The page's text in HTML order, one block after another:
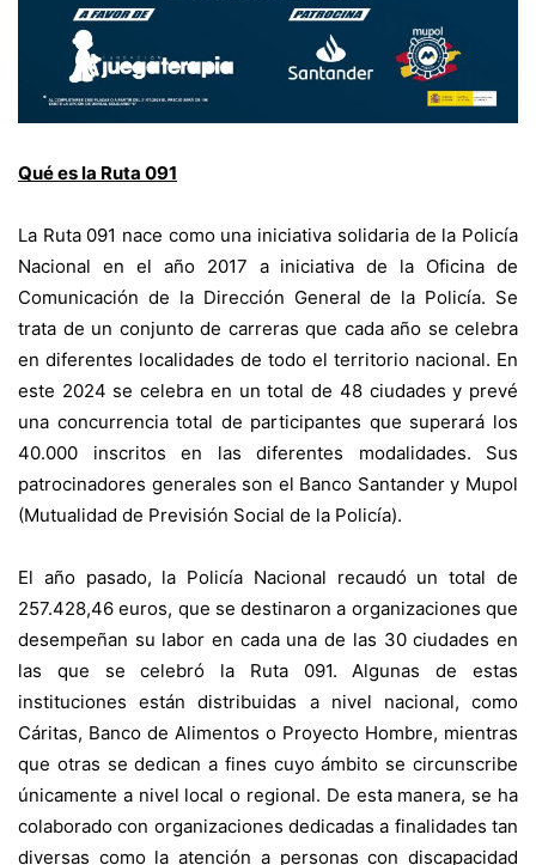
Qué es la Ruta 091
La Ruta 091 nace como una iniciativa solidaria de la Policía
Nacional en el año 2017 a iniciativa de la Oficina de
Comunicación de la Dirección General de la Policía. Se
trata de un conjunto de carreras que cada año se celebra
en diferentes localidades de todo el territorio nacional. En
este 2024 se celebra en un total de 48 ciudades y prevé
una concurrencia total de participantes que superará los
40.000 inscritos en las diferentes modalidades. Sus
patrocinadores generales son el Banco Santander y Mupol
(Mutualidad de Previsión Social de la Policía).
El año pasado, la Policía Nacional recaudó un total de
257.428,46 euros, que se destinaron a organizaciones que
desempeñan su labor en cada una de las 30 ciudades en
las que se celebró la Ruta 091. Algunas de estas
instituciones están distribuidas a nivel nacional, como
Cáritas, Banco de Alimentos o Proyecto Hombre, mientras
que otras se dedican a fines cuyo ámbito se circunscribe
únicamente a nivel local o regional. De esta manera, se ha
colaborado con organizaciones dedicadas a finalidades tan
diversas como la atención a personas con discapacidad